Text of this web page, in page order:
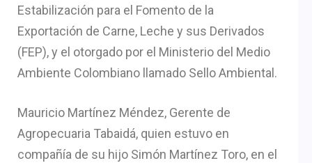
Estabilización para el Fomento de la
Exportación de Carne, Leche y sus Derivados
(FEP), y el otorgado por el Ministerio del Medio
Ambiente Colombiano llamado Sello Ambiental.
Mauricio Martínez Méndez, Gerente de
Agropecuaria Tabaidá, quien estuvo en
compañía de su hijo Simón Martínez Toro, en el